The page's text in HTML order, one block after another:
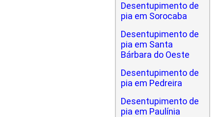
Desentupimento de
pia em Sorocaba
Desentupimento de
pia em Santa
Bárbara do Oeste
Desentupimento de
pia em Pedreira
Desentupimento de
pia em Paulínia